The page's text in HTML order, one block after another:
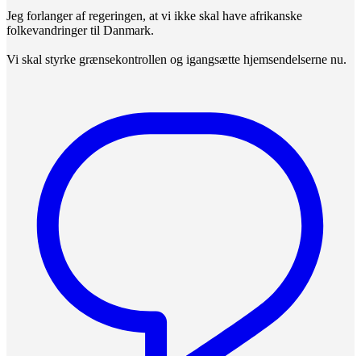
Jeg forlanger af regeringen, at vi ikke skal have afrikanske
folkevandringer til Danmark.
Vi skal styrke grænsekontrollen og igangsætte hjemsendelserne nu.